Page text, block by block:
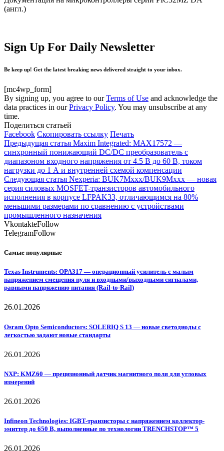
(англ.)
Sign Up For Daily Newsletter
Be keep up! Get the latest breaking news delivered straight to your inbox.
[mc4wp_form]
By signing up, you agree to ourTerms of Use and acknowledge the
data practices in ourPrivacy Policy. You may unsubscribe at any
time.
Поделиться статьей
Facebook Скопировать ссылку Печать
Предыдущая статья Maxim Integrated: MAX17572 —
синхронный понижающий DC/DC преобразователь с
диапазоном входного напряжения от 4.5 В до 60 В, током
нагрузки до 1 А и внутренней схемой компенсации
Следующая статья Nexperia: BUK7Mxxx/BUK9Mxxx — новая
серия силовых MOSFET-транзисторов автомобильного
исполнения в корпусе LFPAK33, отличающимся на 80%
меньшими размерами по сравнению с устройствами
промышленного назначения
VkontakteFollow
TelegramFollow
Самые популярные
Texas Instruments: OPA317 — операционный усилитель с малым
напряжением смещения нуля и входными/выходными сигналами,
равными напряжению питания (Rail-to-Rail)
26.01.2026
Osram Opto Semiconductors: SOLERIQ S 13 — новые светодиоды с
легкостью задают новые стандарты
26.01.2026
NXP: KMZ60 — прецизионный датчик магнитного поля для угловых
измерений
26.01.2026
Infineon Technologies: IGBT-транзисторы с напряжением коллектор-
эмиттер до 650 В, выполненные по технологии TRENCHSTOP™ 5
26.01.2026